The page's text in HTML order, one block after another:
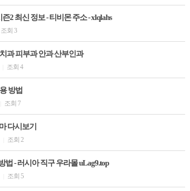
2 최신 정보 - 티비몬 주소 - xlqlahs
조회 3
과 피부과 안과 산부인과
조회 4
방법
조회 7
다시보기
조회 2
- 러시아 직구 우라몰 uLag9.top
조회 5